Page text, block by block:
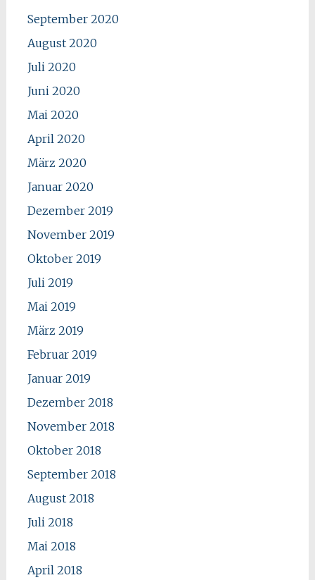
September 2020
August 2020
Juli 2020
Juni 2020
Mai 2020
April 2020
März 2020
Januar 2020
Dezember 2019
November 2019
Oktober 2019
Juli 2019
Mai 2019
März 2019
Februar 2019
Januar 2019
Dezember 2018
November 2018
Oktober 2018
September 2018
August 2018
Juli 2018
Mai 2018
April 2018